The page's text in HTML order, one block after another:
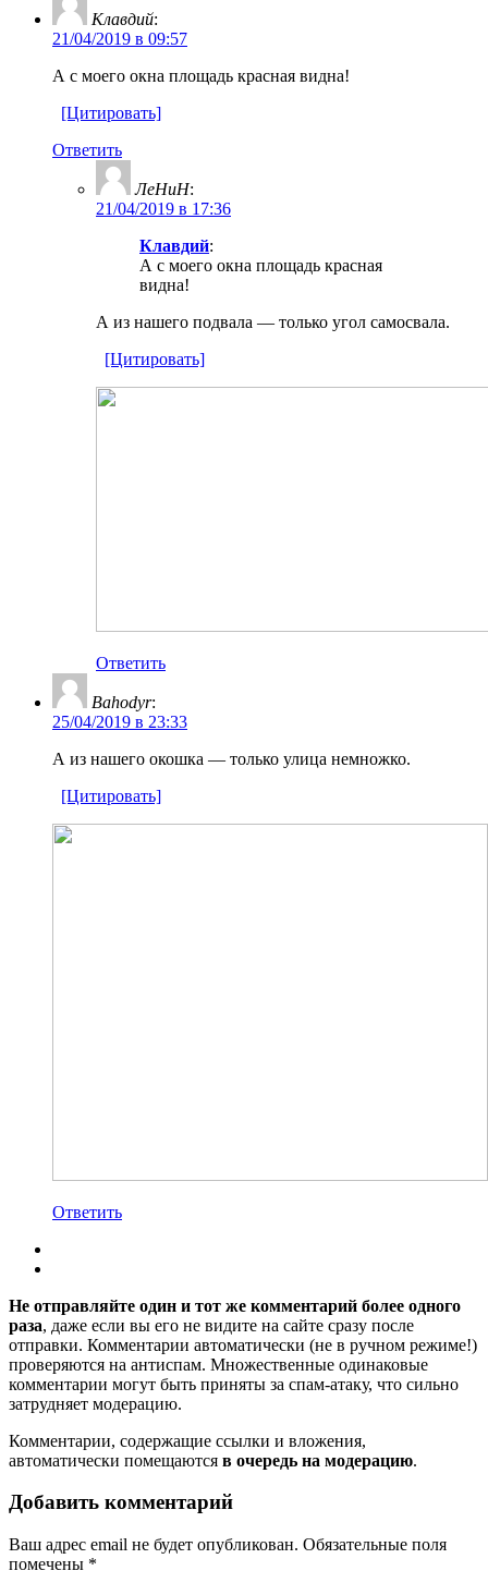
Клавдий:
21/04/2019 в 09:57
А с моего окна площадь красная видна!
[Цитировать]
Ответить
ЛеНиН:
21/04/2019 в 17:36
Клавдий:
А с моего окна площадь красная
видна!
А из нашего подвала — только угол самосвала.
[Цитировать]
Ответить
Bahodyr:
25/04/2019 в 23:33
А из нашего окошка — только улица немножко.
[Цитировать]
Ответить
Не отправляйте один и тот же комментарий более одного
раза, даже если вы его не видите на сайте сразу после
отправки. Комментарии автоматически (не в ручном режиме!)
проверяются на антиспам. Множественные одинаковые
комментарии могут быть приняты за спам-атаку, что сильно
затрудняет модерацию.
Комментарии, содержащие ссылки и вложения,
автоматически помещаются в очередь на модерацию.
Добавить комментарий
Ваш адрес email не будет опубликован. Обязательные поля
помечены *